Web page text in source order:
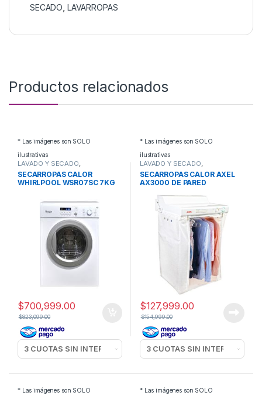
SECADO LAVARROPAS
Productos relacionados
* Las imágenes son SOLO
ilustrativas
LAVADO Y SECADO,
SECARROPAS
SECARROPAS CALOR
WHIRLPOOL WSR07SC 7KG
$700,999.00
$823,099.00
* Las imágenes son SOLO
ilustrativas
LAVADO Y SECADO,
SECARROPAS
SECARROPAS CALOR AXEL
AX3000 DE PARED
$127,999.00
$154,999.00
* Las imágenes son SOLO
* Las imágenes son SOLO